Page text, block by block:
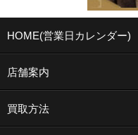
HOME(営業日カレンダー)
店舗案内
買取方法